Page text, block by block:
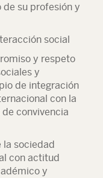
su profesión y
social
y respeto
y
de integración
con la
convivencia
la sociedad
con actitud
y